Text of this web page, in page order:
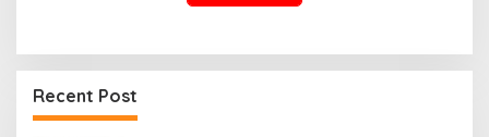
Recent Post